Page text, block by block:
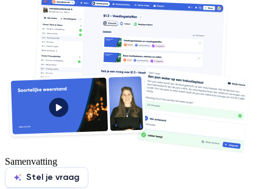
Samenvatting
Stel je vraag